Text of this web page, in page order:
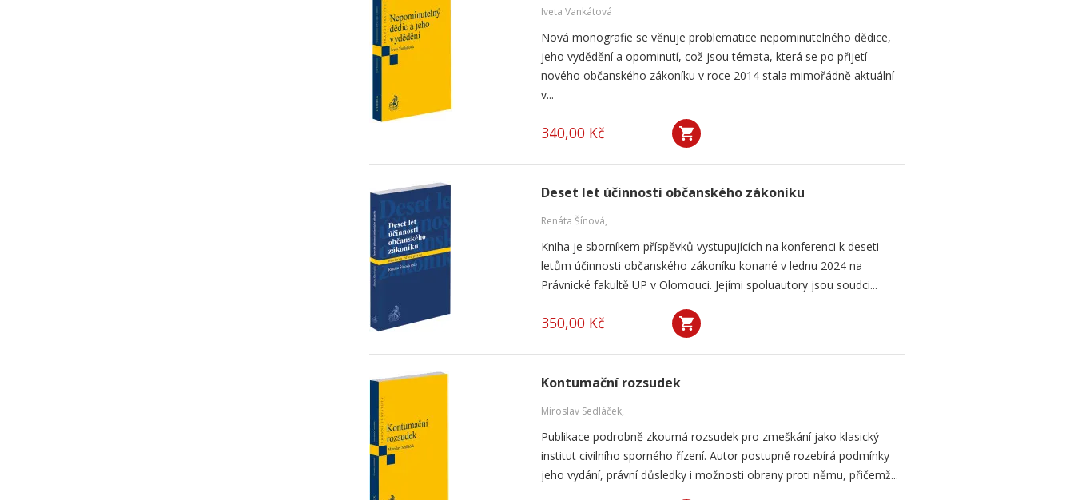
Iveta Vankátová
Nová monografie se věnuje problematice nepominutelného dědice,
jeho vydědění a opominutí, což jsou témata, která se po přijetí
nového občanského zákoníku v roce 2014 stala mimořádně aktuální
v...
340,00 Kč
Deset let účinnosti občanského zákoníku
Renáta Šínová,
Kniha je sborníkem příspěvků vystupujících na konferenci k deseti
letům účinnosti občanského zákoníku konané v lednu 2024 na
Právnické fakultě UP v Olomouci. Jejími spoluautory jsou soudci...
350,00 Kč
Kontumační rozsudek
Miroslav Sedláček,
Publikace podrobně zkoumá rozsudek pro zmeškání jako klasický
institut civilního sporného řízení. Autor postupně rozebírá podmínky
jeho vydání, právní důsledky i možnosti obrany proti němu, přičemž...